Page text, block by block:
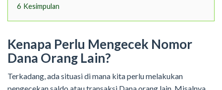
6 Kesimpulan
Kenapa Perlu Mengecek Nomor
Dana Orang Lain?
Terkadang, ada situasi di mana kita perlu melakukan